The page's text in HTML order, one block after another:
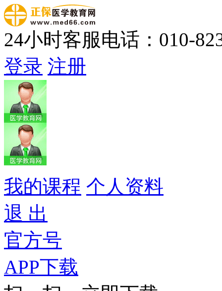
24小时客服电话：010-
登录 注册
我的课程 个人资料
退 出
官方号
APP下载